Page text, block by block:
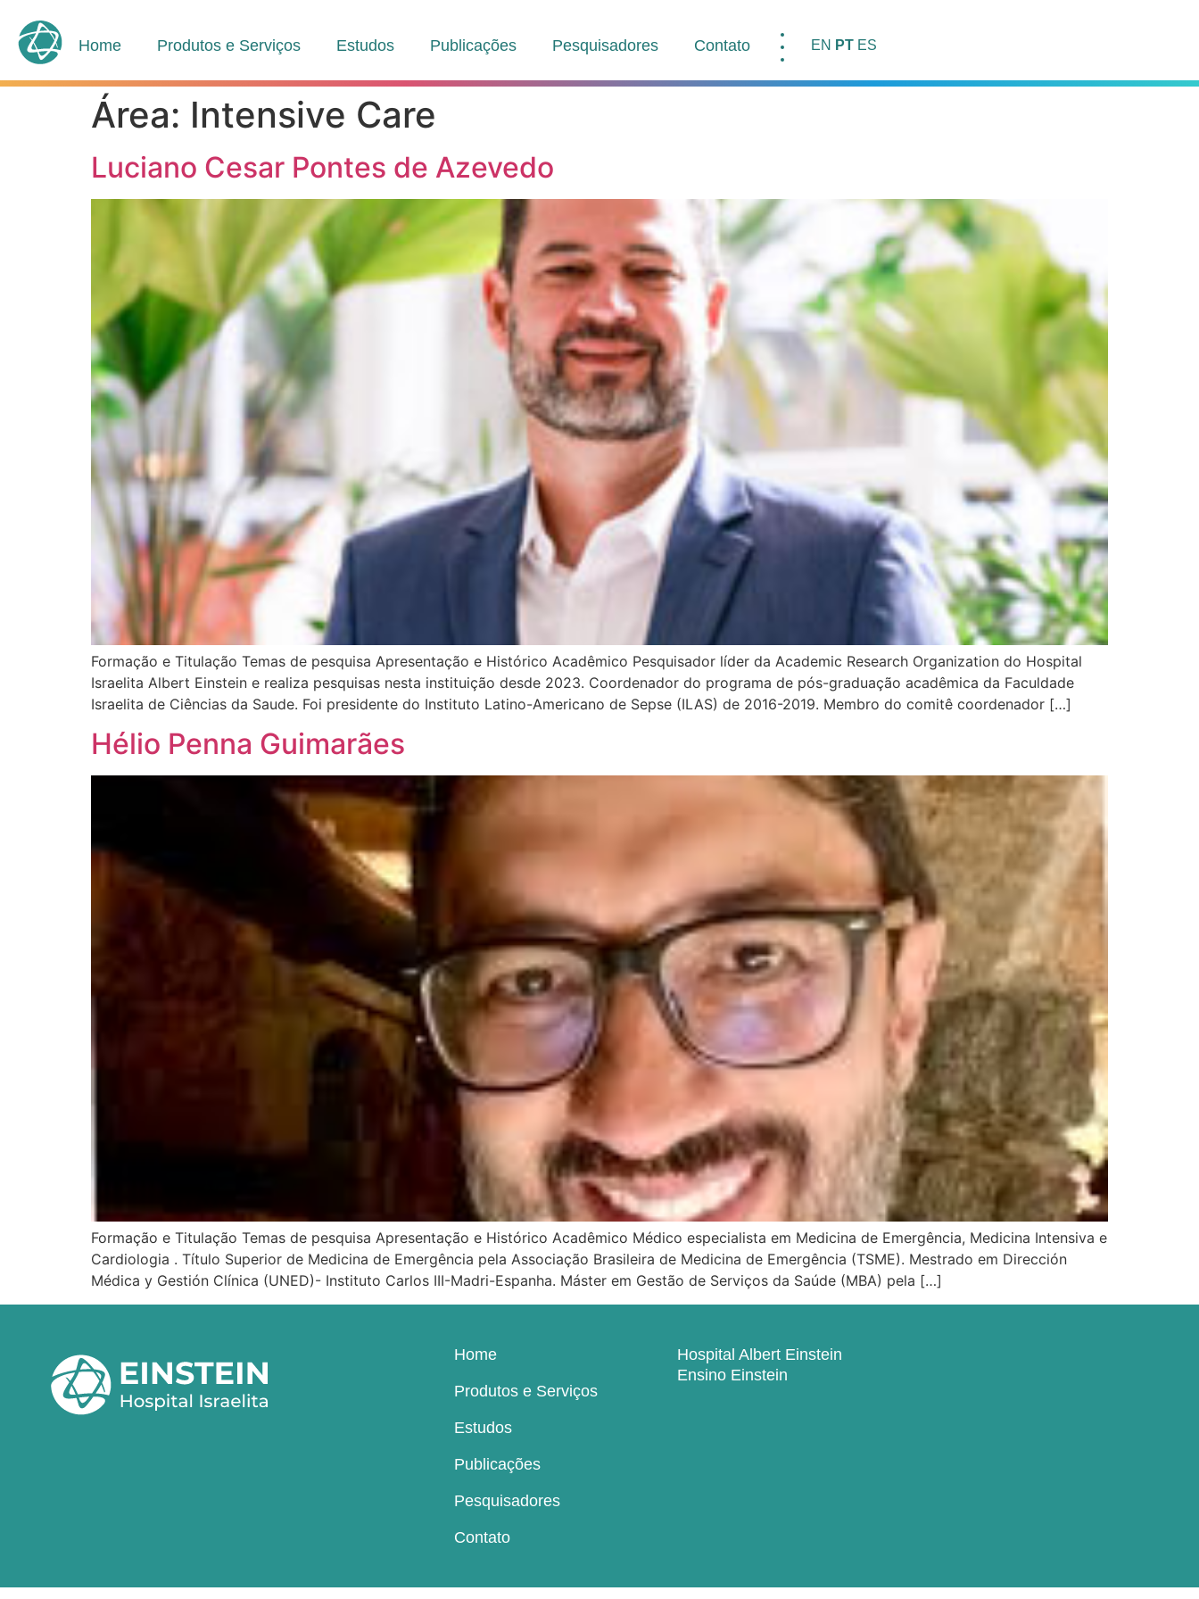
Home Produtos e Serviços Estudos Publicações Pesquisadores Contato EN PT ES
Área: Intensive Care
Luciano Cesar Pontes de Azevedo
Formação e Titulação Temas de pesquisa Apresentação e Histórico Acadêmico Pesquisador líder da Academic Research Organization do Hospital
Israelita Albert Einstein e realiza pesquisas nesta instituição desde 2023. Coordenador do programa de pós-graduação acadêmica da Faculdade
Israelita de Ciências da Saude. Foi presidente do Instituto Latino-Americano de Sepse (ILAS) de 2016-2019. Membro do comitê coordenador […]
Hélio Penna Guimarães
Formação e Titulação Temas de pesquisa Apresentação e Histórico Acadêmico Médico especialista em Medicina de Emergência, Medicina Intensiva e
Cardiologia . Título Superior de Medicina de Emergência pela Associação Brasileira de Medicina de Emergência (TSME). Mestrado em Dirección
Médica y Gestión Clínica (UNED)- Instituto Carlos III-Madri-Espanha. Máster em Gestão de Serviços da Saúde (MBA) pela […]
Home
Produtos e Serviços
Estudos
Publicações
Pesquisadores
Contato
Hospital Albert Einstein
Ensino Einstein